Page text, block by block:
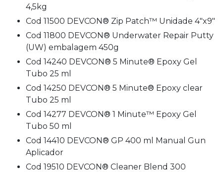
4,5kg
Cod 11500 DEVCON® Zip Patch™ Unidade 4"x9"
Cod 11800 DEVCON® Underwater Repair Putty
(UW) embalagem 450g
Cod 14240 DEVCON® 5 Minute® Epoxy Gel
Tubo 25 ml
Cod 14250 DEVCON® 5 Minute® Epoxy clear
Tubo 25 ml
Cod 14277 DEVCON® 1 Minute™ Epoxy Gel
Tubo 50 ml
Cod 14410 DEVCON® GP 400 ml Manual Gun
Aplicador
Cod 19510 DEVCON® Cleaner Blend 300